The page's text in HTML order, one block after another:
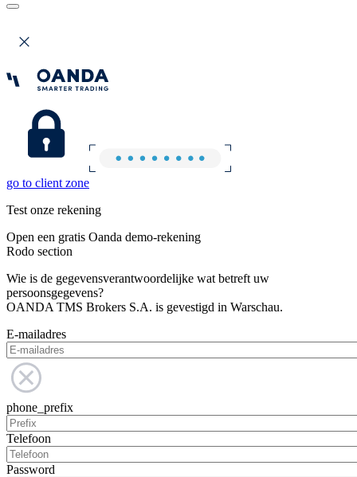
go to client zone
Test onze rekening
Open een gratis Oanda demo-rekening
Rodo section
Wie is de gegevensverantwoordelijke wat betreft uw
persoonsgegevens?
OANDA TMS Brokers S.A. is gevestigd in Warschau.
E-mailadres
phone_prefix
Telefoon
Password